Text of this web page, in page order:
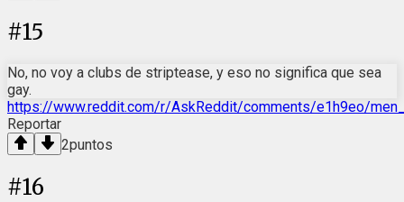
#15
No, no voy a clubs de striptease, y eso no significa que sea
gay.
https://www.reddit.com/r/AskReddit/comments/e1h9eo/
Reportar
2puntos
#16